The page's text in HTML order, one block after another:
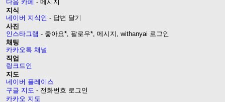
다음 카페 - 메시지
지식
네이버 지식인 - 답변 달기
사진
인스타그램 - 좋아요*, 팔로우*, 메시지, withanyai 로그인
채팅
카카오톡 채널
직업
링크드인
지도
네이버 플레이스
구글 지도 - 전화번호 로그인
카카오 지도